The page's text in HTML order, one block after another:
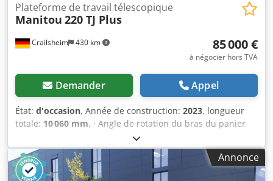
Crailsheim 430 km
Plateforme de travail télescopique
Manitou 220 TJ Plus
85 000 €
à négocier hors TVA
Demander Appel
État: d'occasion, Année de construction: 2023, longueur
totale: 10 060 mm, · Angle de rotation du bras du panier
(haut/bas) +70°/-63° · Rotation de la superstructure 360° ·
Rotation du panier de travail (droite/gauche) 90°/90° ·
Rayon de braquage intérieur 2 m · rayon de braquage
extérieur 4,40 m · Vitesse de conduite - mode transport :
Annonce